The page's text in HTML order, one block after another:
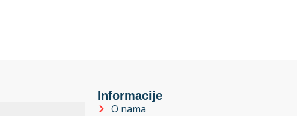
Informacije
O nama